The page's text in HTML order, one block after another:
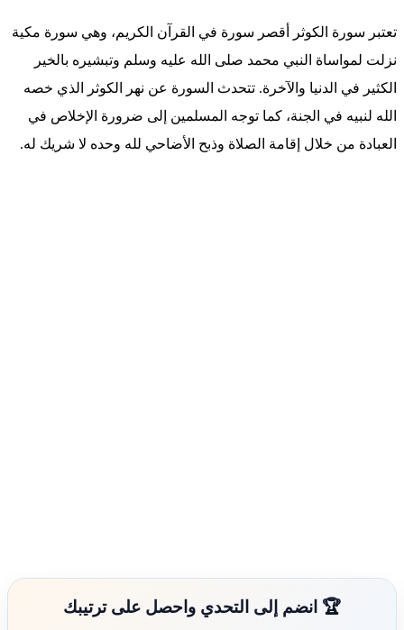
تعتبر سورة الكوثر أقصر سورة في القرآن الكريم، وهي سورة مكية
نزلت لمواساة النبي محمد صلى الله عليه وسلم وتبشيره بالخير
الكثير في الدنيا والآخرة. تتحدث السورة عن نهر الكوثر الذي خصه
الله لنبيه في الجنة، كما توجه المسلمين إلى ضرورة الإخلاص في
العبادة من خلال إقامة الصلاة وذبح الأضاحي لله وحده لا شريك له.
🏆 انضم إلى التحدي واحصل على ترتيبك